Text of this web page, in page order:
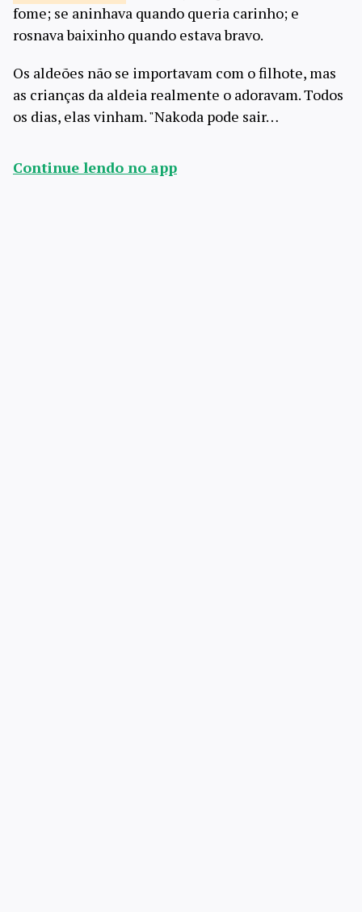
fome; se aninhava quando queria carinho; e
rosnava baixinho quando estava bravo.
Os aldeões não se importavam com o filhote, mas
as crianças da aldeia realmente o adoravam. Todos
os dias, elas vinham. "Nakoda pode sair…
Continue lendo no app